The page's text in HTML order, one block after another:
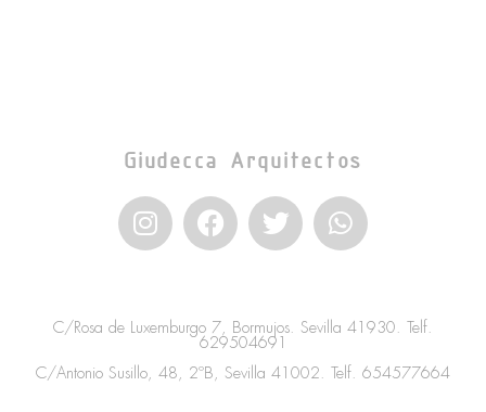
Giudecca Arquitectos
I
n
s
a
g
r
F
a
c
b
o
o
T
w
i
t
e
r
W
h
a
s
a
p
C/Rosa de Luxemburgo 7, Bormujos. Sevilla 41930. Telf.
629504691
C/Antonio Susillo, 48, 2ºB, Sevilla 41002. Telf. 654577664